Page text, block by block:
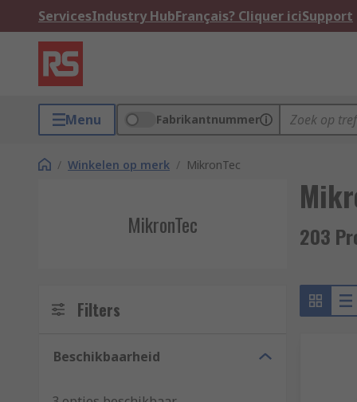
ServicesIndustry HubFrançais? Cliquer iciSupport
Menu Fabrikantnummer
/ Winkelen op merk / MikronTec
MikronTec 203
Filters
Beschikbaarheid